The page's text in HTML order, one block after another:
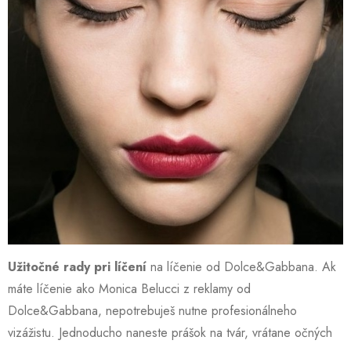
Užitočné rady pri líčení na líčenie od Dolce&Gabbana. Ak
máte líčenie ako Monica Belucci z reklamy od
Dolce&Gabbana, nepotrebuješ nutne profesionálneho
vizážistu. Jednoducho naneste prášok na tvár, vrátane očných